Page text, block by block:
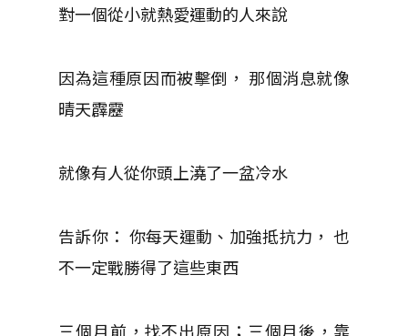
對一個從小就熱愛運動的人來說
因為這種原因而被擊倒， 那個消息就像
晴天霹靂
就像有人從你頭上澆了一盆冷水
告訴你： 你每天運動、加強抵抗力， 也
不一定戰勝得了這些東西
三個月前，找不出原因；三個月後，靠